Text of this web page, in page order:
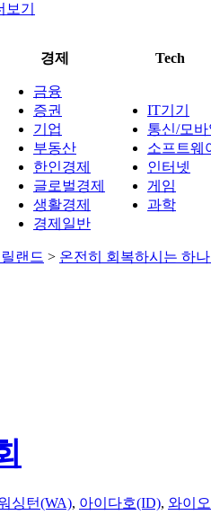
보기
경제 Tech
금융
증권
기업
부동산
한인경제
글로벌경제
생활경제
경제일반
IT기기
통신/모
소프트웨
인터넷
게임
과학
랜드 > 온전히 회복하시는 하
싱턴(WA), 아이다호(ID), 와이